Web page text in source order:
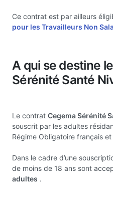
Ce contrat est par ailleurs
pour les Travailleurs Non
A qui se destine
Sérénité Santé
Le contrat Cegema Sérénité
souscrit par les adultes
Régime Obligatoire français et
Dans le cadre d’une
de moins de 18 ans sont
adultes .